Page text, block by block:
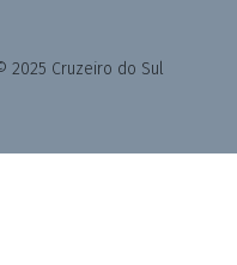
Cruzeiro do Sul